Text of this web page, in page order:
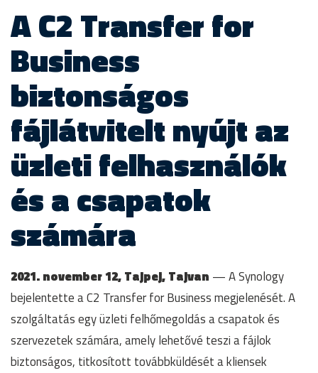
A C2 Transfer for
Business
biztonságos
fájlátvitelt nyújt az
üzleti felhasználók
és a csapatok
számára
2021. november 12, Tajpej, Tajvan — A Synology
bejelentette a C2 Transfer for Business megjelenését. A
szolgáltatás egy üzleti felhőmegoldás a csapatok és
szervezetek számára, amely lehetővé teszi a fájlok
biztonságos, titkosított továbbküldését a kliensek